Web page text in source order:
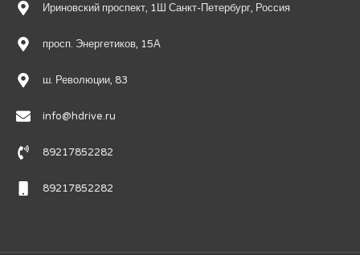
Ириновский проспект, 1Ш Санкт-Петербург, Россия
просп. Энергетиков, 15А
ш. Революции, 83
info@hdrive.ru
89217852282
89217852282